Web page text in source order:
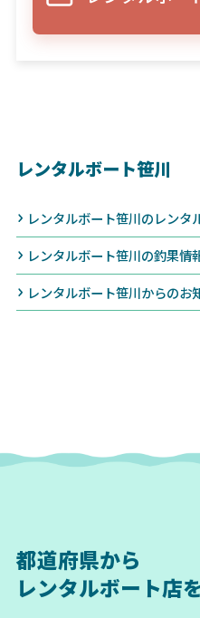
レンタルボート笹川
レンタルボート笹川のレンタ
レンタルボート笹川の釣果情
レンタルボート笹川からのお
都道府県から
レンタルボート店